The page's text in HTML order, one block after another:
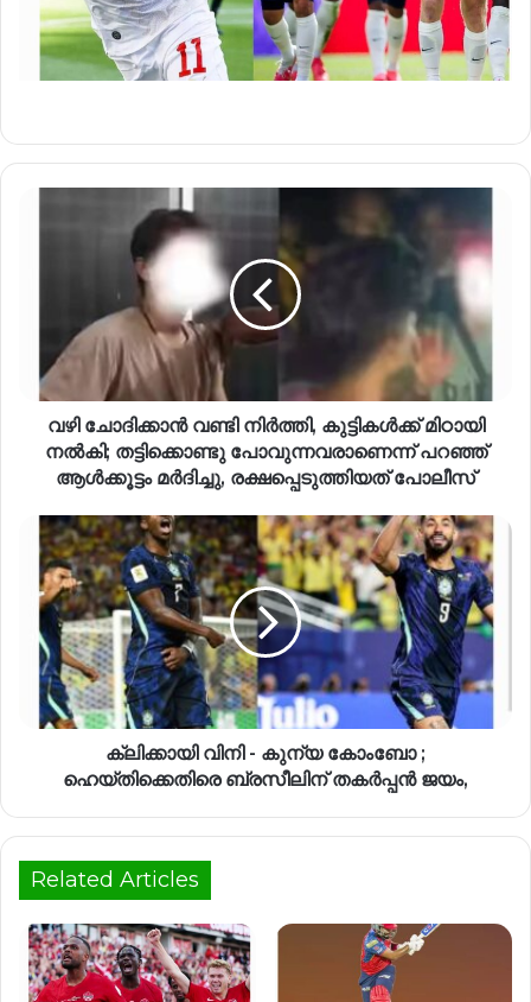
വഴി ചോദിക്കാൻ വണ്ടി നിർത്തി, കുട്ടികൾക്ക് മിഠായി
നൽകി; തട്ടിക്കൊണ്ടു പോവുന്നവരാണെന്ന് പറഞ്ഞ്
ആൾക്കൂട്ടം മർദിച്ചു, രക്ഷപ്പെടുത്തിയത് പോലീസ്
ക്ലിക്കായി വിനി - കുന്യ കോംബോ ;
ഹെയ്തിക്കെതിരെ ബ്രസീലിന് തകർപ്പൻ ജയം,
Related Articles